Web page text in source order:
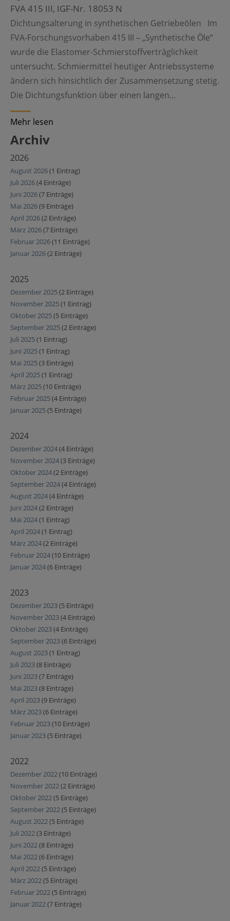
FVA 415 III, IGF-Nr. 18053 N
Dichtungsalterung in synthetischen Getriebeölen Im
FVA-Forschungsvorhaben 415 III – „Synthetische Öle“
wurde die Elastomer-Schmierstoffverträglichkeit
untersucht. Schmiermittel heutiger Antriebssysteme
ändern sich hinsichtlich der Zusammensetzung stetig.
Die Dichtungsfunktion über einen langen…
Mehr lesen
Archiv
2026
August 2026(1 Eintrag)
Juli 2026(4 Einträge)
Juni 2026(7 Einträge)
Mai 2026(9 Einträge)
April 2026(2 Einträge)
März 2026(7 Einträge)
Februar 2026(11 Einträge)
Januar 2026(2 Einträge)
2025
Dezember 2025(2 Einträge)
November 2025(1 Eintrag)
Oktober 2025(5 Einträge)
September 2025(2 Einträge)
Juli 2025(1 Eintrag)
Juni 2025(1 Eintrag)
Mai 2025(3 Einträge)
April 2025(1 Eintrag)
März 2025(10 Einträge)
Februar 2025(4 Einträge)
Januar 2025(5 Einträge)
2024
Dezember 2024(4 Einträge)
November 2024(3 Einträge)
Oktober 2024(2 Einträge)
September 2024(4 Einträge)
August 2024(4 Einträge)
Juni 2024(2 Einträge)
Mai 2024(1 Eintrag)
April 2024(1 Eintrag)
März 2024(2 Einträge)
Februar 2024(10 Einträge)
Januar 2024(6 Einträge)
2023
Dezember 2023(5 Einträge)
November 2023(4 Einträge)
Oktober 2023(4 Einträge)
September 2023(6 Einträge)
August 2023(1 Eintrag)
Juli 2023(8 Einträge)
Juni 2023(7 Einträge)
Mai 2023(8 Einträge)
April 2023(9 Einträge)
März 2023(6 Einträge)
Februar 2023(10 Einträge)
Januar 2023(5 Einträge)
2022
Dezember 2022(10 Einträge)
November 2022(2 Einträge)
Oktober 2022(5 Einträge)
September 2022(5 Einträge)
August 2022(5 Einträge)
Juli 2022(3 Einträge)
Juni 2022(8 Einträge)
Mai 2022(6 Einträge)
April 2022(5 Einträge)
März 2022(5 Einträge)
Februar 2022(5 Einträge)
Januar 2022(7 Einträge)